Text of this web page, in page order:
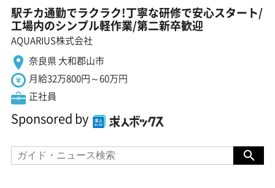
駅チカ通勤でラクラク!丁寧な研修で安心スタート/
工場内のシンプル軽作業/第二新卒歓迎
AQUARIUS株式会社
奈良県 大和郡山市
月給32万800円～60万円
正社員
Sponsored by